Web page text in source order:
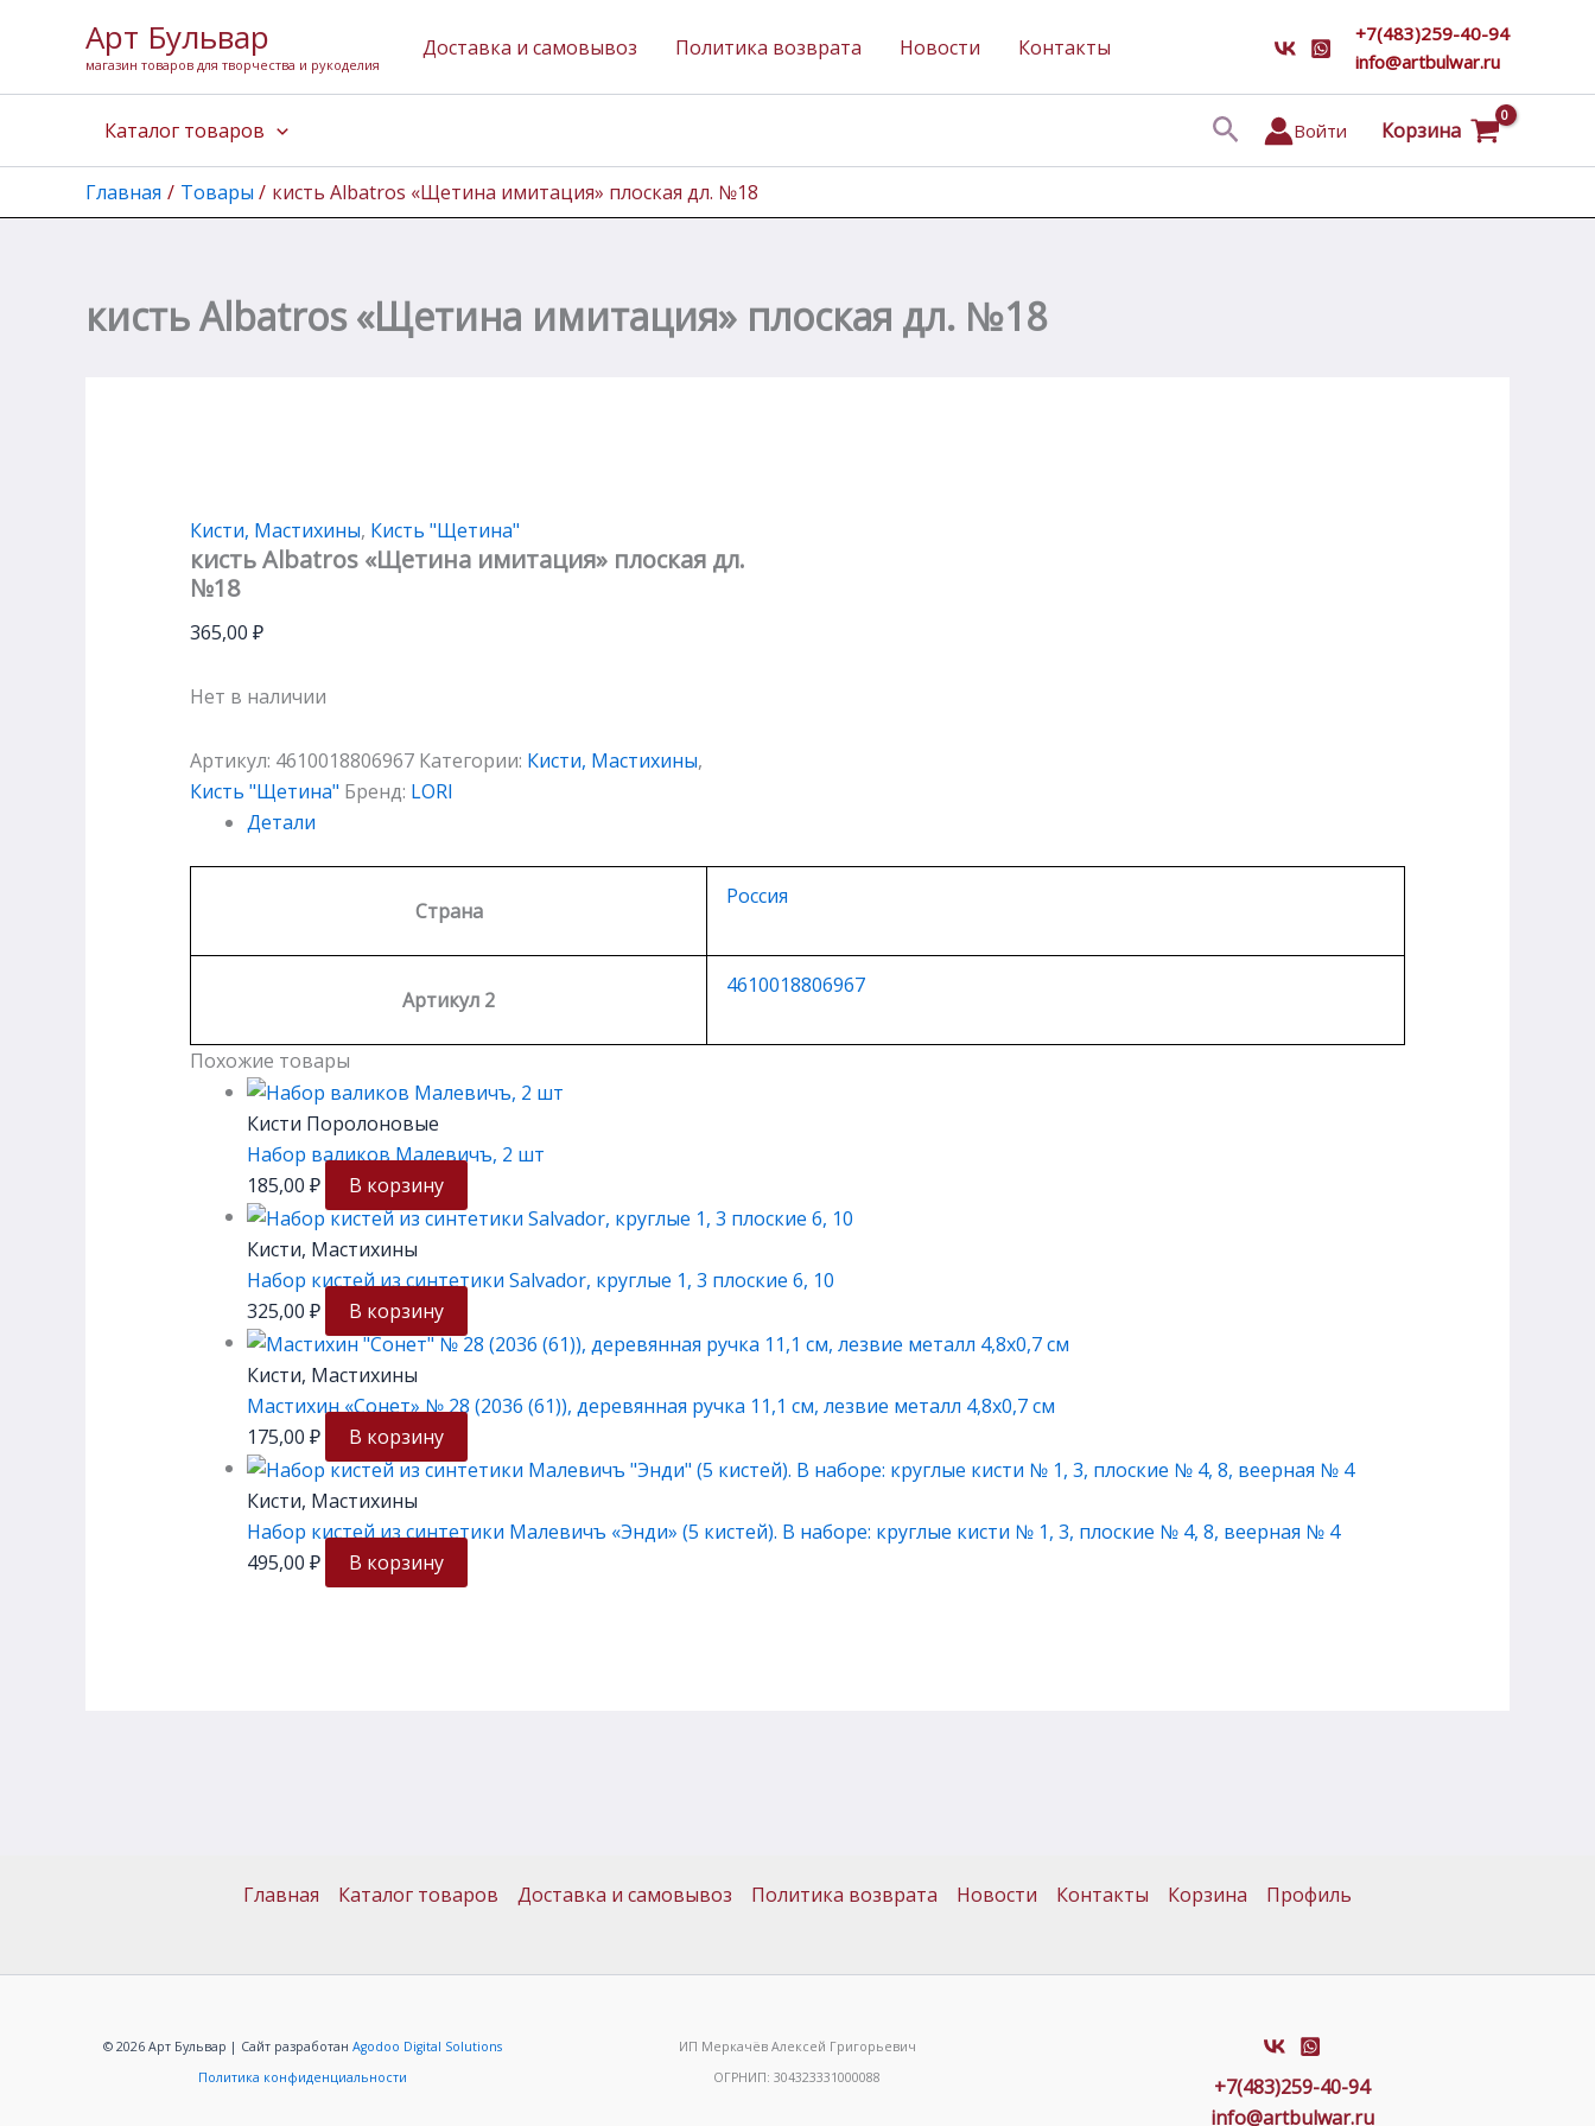
содержимому
Арт Бульвар
магазин товаров для творчества и рукоделия
Доставка и самовывоз Политика возврата Новости Контакты
+7(483)259-40-94
info@artbulwar.ru
Каталог товаров ПоискВойти Корзина
Главная Товары кисть Albatros «Щетина имитация» плоская дл. №18
кисть Albatros «Щетина имитация» плоская дл. №18
Кисти, Мастихины, Кисть "Щетина"
кисть Albatros «Щетина имитация» плоская дл.
№18
365,00 ₽
Нет в наличии
Артикул: 4610018806967 Категории: Кисти, Мастихины,
Кисть "Щетина" Бренд: LORI
Детали
Страна
Россия
Артикул 2
4610018806967
Похожие товары
Кисти Поролоновые
Набор валиков Малевичъ, 2 шт
185,00 ₽ В корзину
Кисти, Мастихины
Набор кистей из синтетики Salvador, круглые 1, 3 плоские 6, 10
325,00 ₽ В корзину
Кисти, Мастихины
Мастихин «Сонет» № 28 (2036 (61)), деревянная ручка 11,1 см, лезвие металл 4,8х0,7 см
175,00 ₽ В корзину
Кисти, Мастихины
Набор кистей из синтетики Малевичъ «Энди» (5 кистей). В наборе: круглые кисти № 1, 3, плоские № 4, 8, веерная № 4
495,00 ₽ В корзину
Главная Каталог товаров Доставка и самовывоз Политика возврата Новости Контакты Корзина Профиль
© 2026 Арт Бульвар | Сайт разработанAgodoo Digital Solutions
Политика конфиденциальности
ИП Меркачёв Алексей Григорьевич
ОГРНИП: 304323331000088
+7(483)259-40-94
info@artbulwar.ru